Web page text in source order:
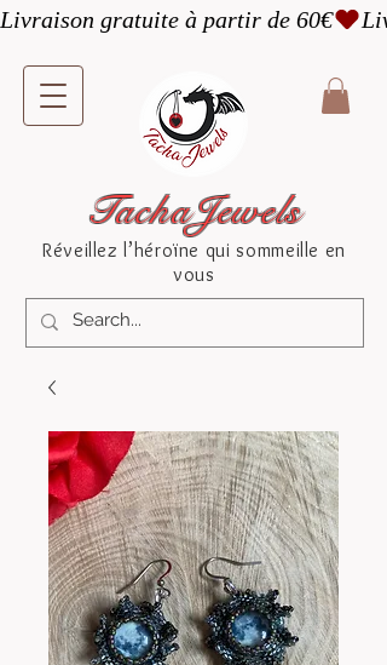
TachaJewels
Réveillez l’héroïne qui sommeille en
vous
Livraison gratuite à partir de 60€